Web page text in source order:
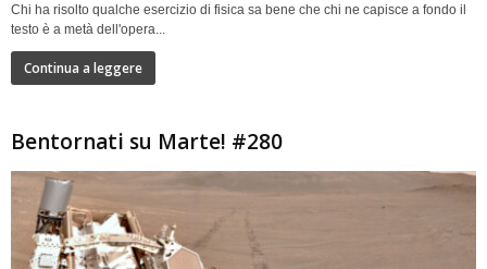
Chi ha risolto qualche esercizio di fisica sa bene che chi ne capisce a fondo il
testo è a metà dell'opera...
Continua a leggere
Bentornati su Marte! #280